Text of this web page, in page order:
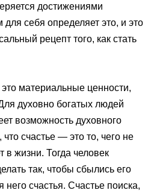
достижениями
себя определяет это, и это
рецепт того, как стать
материальные ценности,
духовно богатых людей
возможность духовного
что счастье — это то, чего не
в жизни. Тогда человек
так, чтобы сбылись его
счастья. Счастье поиска,